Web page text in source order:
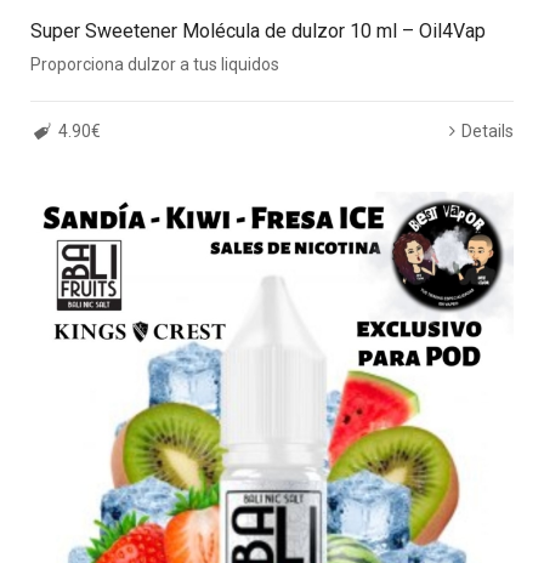
Super Sweetener Molécula de dulzor 10 ml – Oil4Vap
Proporciona dulzor a tus liquidos
4.90€ Details